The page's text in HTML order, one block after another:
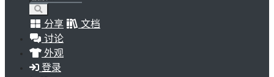
分享
文档
讨论
外观
登录